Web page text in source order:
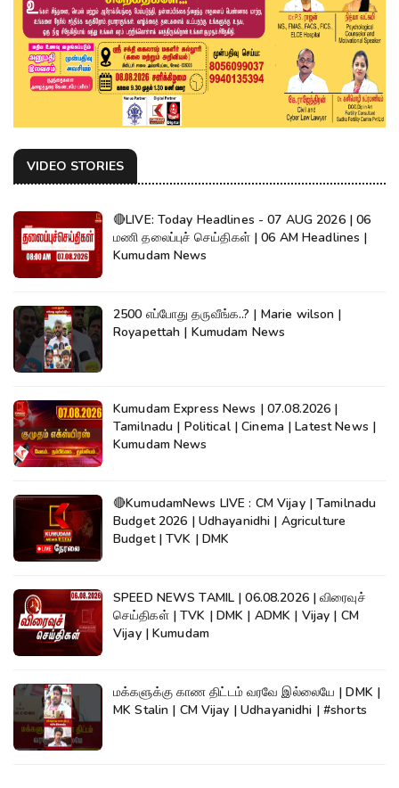
VIDEO STORIES
🔴LIVE: Today Headlines - 07 AUG 2026 | 06
மணி தலைப்புச் செய்திகள் | 06 AM Headlines |
Kumudam News
2500 எப்போது தருவீங்க..? | Marie wilson |
Royapettah | Kumudam News
Kumudam Express News | 07.08.2026 |
Tamilnadu | Political | Cinema | Latest News |
Kumudam News
🔴KumudamNews LIVE : CM Vijay | Tamilnadu
Budget 2026 | Udhayanidhi | Agriculture
Budget | TVK | DMK
SPEED NEWS TAMIL | 06.08.2026 | விரைவுச்
செய்திகள் | TVK | DMK | ADMK | Vijay | CM
Vijay | Kumudam
மக்களுக்கு காண திட்டம் வரவே இல்லையே | DMK |
MK Stalin | CM Vijay | Udhayanidhi | #shorts